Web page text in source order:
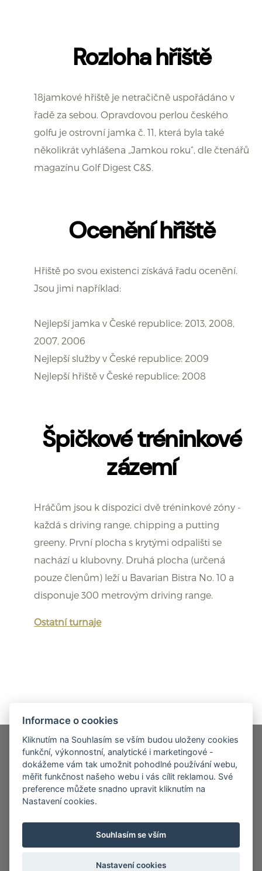
Rozloha hřiště
18jamkové hřiště je netračičně uspořádáno v
řadě za sebou. Opravdovou perlou českého
golfu je ostrovní jamka č. 11, která byla také
několikrát vyhlášena „Jamkou roku“, dle čtenářů
magazínu Golf Digest C&S.
Ocenění hřiště
Hřiště po svou existenci získává řadu ocenění.
Jsou jimi například:
Nejlepší jamka v České republice: 2013, 2008,
2007, 2006
Nejlepší služby v České republice: 2009
Nejlepší hřiště v České republice: 2008
Špičkové tréninkové
zázemí
Hráčům jsou k dispozici dvě tréninkové zóny -
každá s driving range, chipping a putting
greeny. První plocha s krytými odpališti se
nachází u klubovny. Druhá plocha (určená
pouze členům) leží u Bavarian Bistra No. 10 a
disponuje 300 metrovým driving range.
Ostatní turnaje
© 2026, Agentura Golf Lady CZ – všechna práva
vyhrazena
Zásady zpracování osobních údajů|Zásady používání souborů
cookies
Informace o cookies
Kliknutím na Souhlasím se vším budou uloženy cookies
funkční, výkonnostní, analytické i marketingové -
dokážeme vám tak umožnit pohodlné používání webu,
měřit funkčnost našeho webu i vás cílit reklamou. Své
preference můžete snadno upravit kliknutím na
Nastavení cookies.
Souhlasím se vším
Nastavení cookies